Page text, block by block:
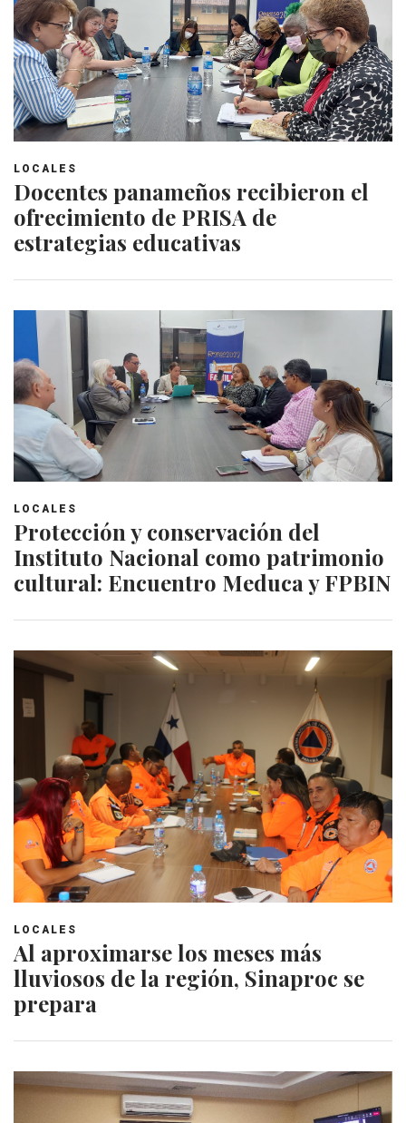
LOCALES
Docentes panameños recibieron el
ofrecimiento de PRISA de
estrategias educativas
LOCALES
Protección y conservación del
Instituto Nacional como patrimonio
cultural: Encuentro Meduca y FPBIN
LOCALES
Al aproximarse los meses más
lluviosos de la región, Sinaproc se
prepara